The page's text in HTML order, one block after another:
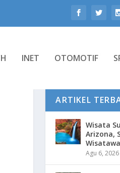
INET OTOMOTIF
ARTIKEL
Wisata
Arizona,
Agu 6, 2026